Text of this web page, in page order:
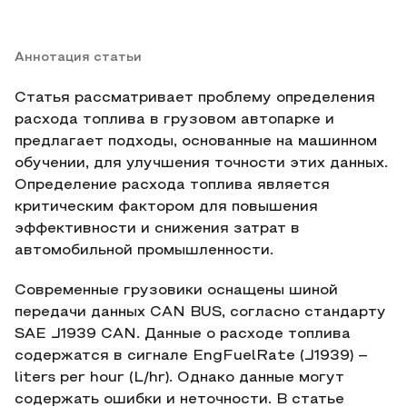
Аннотация статьи
Статья рассматривает проблему определения
расхода топлива в грузовом автопарке и
предлагает подходы, основанные на машинном
обучении, для улучшения точности этих данных.
Определение расхода топлива является
критическим фактором для повышения
эффективности и снижения затрат в
автомобильной промышленности.
Современные грузовики оснащены шиной
передачи данных CAN BUS, согласно стандарту
SAE J1939 CAN. Данные о расходе топлива
содержатся в сигнале EngFuelRate (J1939) –
liters per hour (L/hr). Однако данные могут
содержать ошибки и неточности. В статье